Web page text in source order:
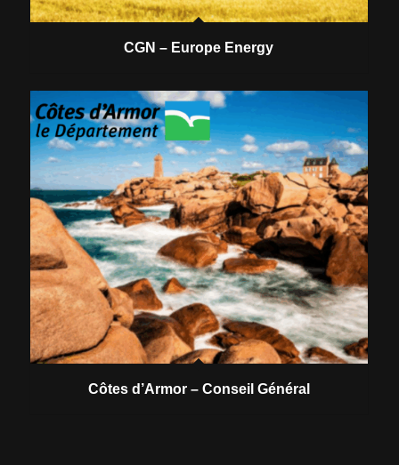
CGN – Europe Energy
Côtes d’Armor – Conseil Général